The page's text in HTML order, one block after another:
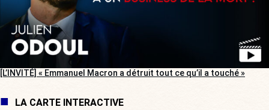
[L’INVITÉ] « Emmanuel Macron a détruit tout ce qu’il a touché »
LA CARTE INTERACTIVE